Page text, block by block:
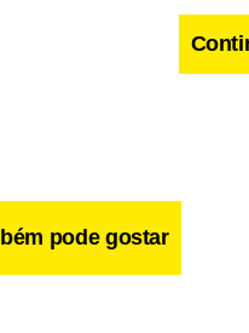
pode gostar